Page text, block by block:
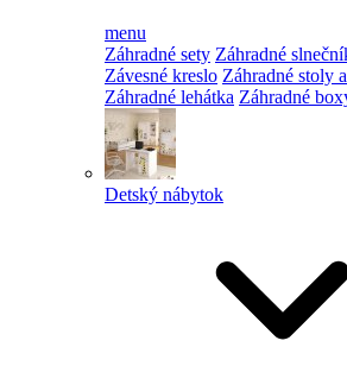
menu
Záhradné sety Záhradné
Závesné kreslo Záhradné stoly
Záhradné lehátka Záhradné
Detský nábytok